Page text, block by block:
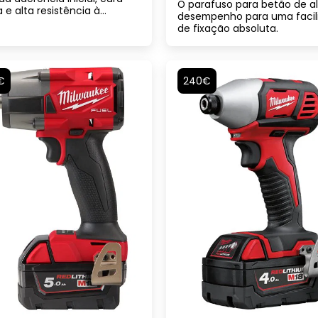
e alta resistência à
O parafuso para betão de
desempenho para uma
de fixação absoluta.
240€